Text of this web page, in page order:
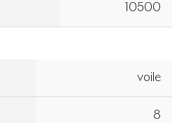
10500
voile
8